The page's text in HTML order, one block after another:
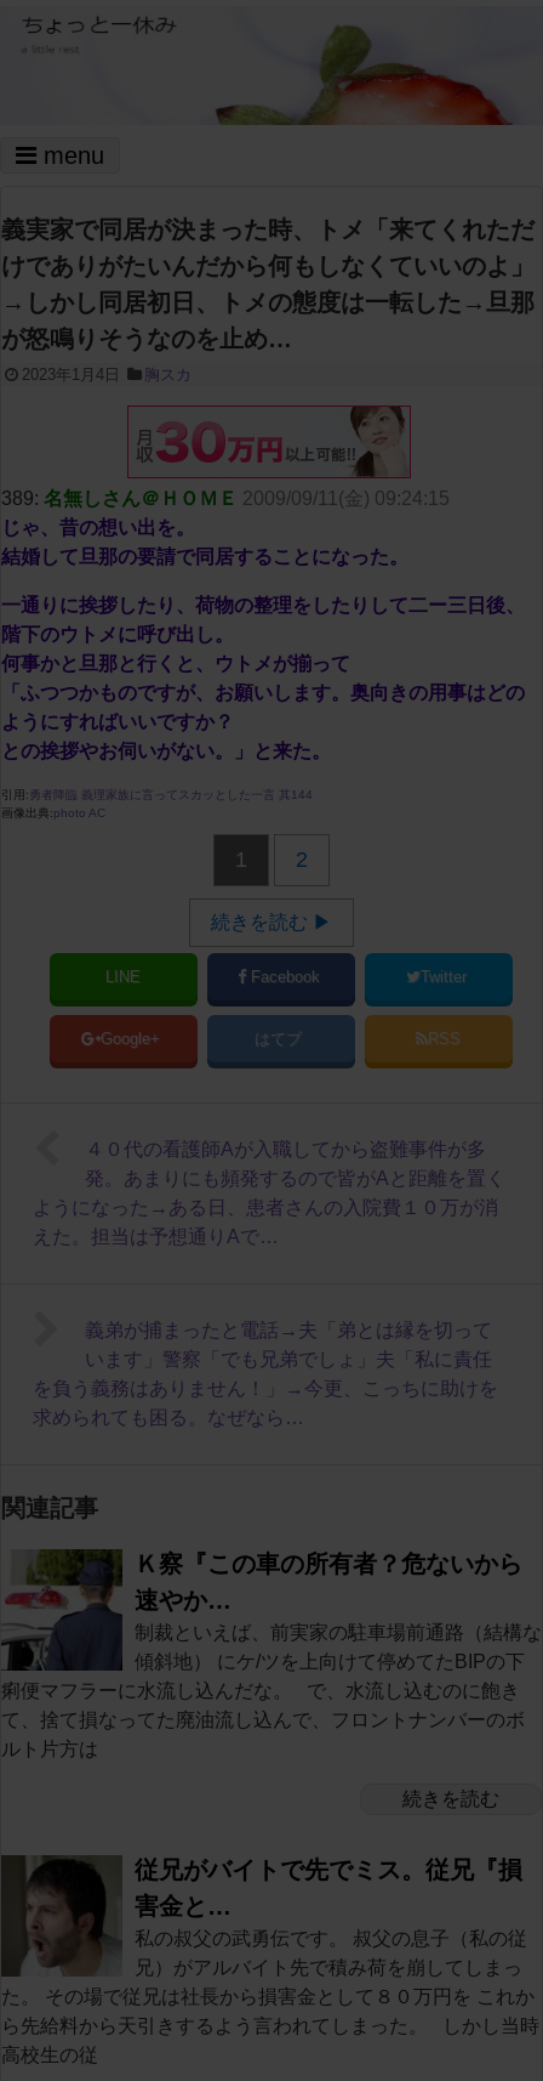
menu
義実家で同居が決まった時、トメ「来てくれただ
けでありがたいんだから何もしなくていいのよ」
→しかし同居初日、トメの態度は一転した→旦那
が怒鳴りそうなのを止め…
2023年1月4日 胸スカ
389: 名無しさん＠ＨＯＭＥ 2009/09/11(金) 09:24:15
じゃ、昔の想い出を。
結婚して旦那の要請で同居することになった。
一通りに挨拶したり、荷物の整理をしたりして二ー三日後、
階下のウトメに呼び出し。
何事かと旦那と行くと、ウトメが揃って
「ふつつかものですが、お願いします。奥向きの用事はどの
ようにすればいいですか？
との挨拶やお伺いがない。」と来た。
引用: 勇者降臨 義理家族に言ってスカッとした一言 其144
画像出典:photo AC
1 2
続きを読む ▶
LINE Facebook Twitter
Google+ はてブ RSS
４０代の看護師Aが入職してから盗難事件が多
発。あまりにも頻発するので皆がAと距離を置く
ようになった→ある日、患者さんの入院費１０万が消
えた。担当は予想通りAで…
義弟が捕まったと電話→夫「弟とは縁を切って
います」警察「でも兄弟でしょ」夫「私に責任
を負う義務はありません！」→今更、こっちに助けを
求められても困る。なぜなら…
関連記事
Ｋ察『この車の所有者？危ないから
速やか…
制裁といえば、前実家の駐車場前通路（結構な
傾斜地） にケ/ツを上向けて停めてたBIPの下
痢便マフラーに水流し込んだな。 で、水流し込むのに飽き
て、捨て損なってた廃油流し込んで、フロントナンバーのボ
ルト片方は
続きを読む
従兄がバイトで先でミス。従兄『損
害金と…
私の叔父の武勇伝です。 叔父の息子（私の従
兄）がアルバイト先で積み荷を崩してしまっ
た。 その場で従兄は社長から損害金として８０万円を これか
ら先給料から天引きするよう言われてしまった。 しかし当時
高校生の従